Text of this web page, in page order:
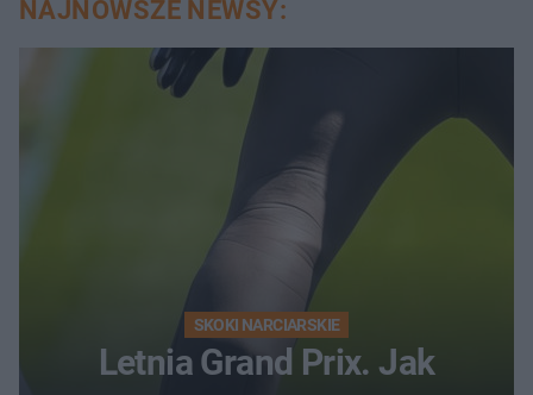
NAJNOWSZE NEWSY:
SKOKI NARCIARSKIE
Letnia Grand Prix. Jak